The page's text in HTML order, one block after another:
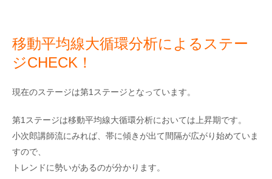
移動平均線大循環分析によるステー
ジCHECK！
現在のステージは第1ステージとなっています。
第1ステージは移動平均線大循環分析においては上昇期です。
小次郎講師流にみれば、帯に傾きが出て間隔が広がり始めていま
すので、
トレンドに勢いがあるのが分かります。